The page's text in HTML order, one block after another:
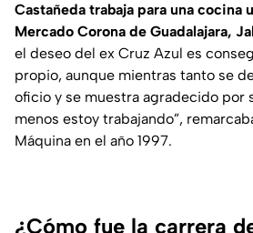
Castañeda trabaja para una cocina
Mercado Corona de Guadalajara,
el deseo del ex Cruz Azul es
propio, aunque mientras tanto se
oficio y se muestra agradecido por
menos estoy trabajando”,
Máquina en el año 1997.
¿Cómo fue la carrera